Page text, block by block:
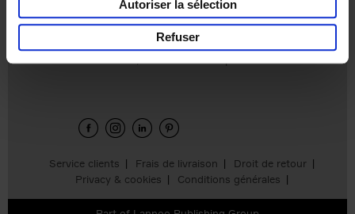
Autoriser la sélection
Refuser
Service clients Frais de livraison
Droit de retour
Privacy & cookies
Conditions générales
Envie de bonnes idées de lecture, de